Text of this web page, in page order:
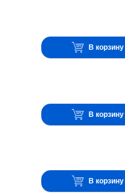
В корзину
В корзину
В корзину